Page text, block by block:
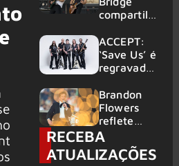
compartilh
vivo de
“Fortress”
gravada
am Ring
2026
ACCEPT:
‘Save Us’ é
regravada
membros
do GHOST
e KORN
Brandon
Flowers
reflete
sobre o
futuro e
levanta
RECEBA
ATUALIZAÇÕES